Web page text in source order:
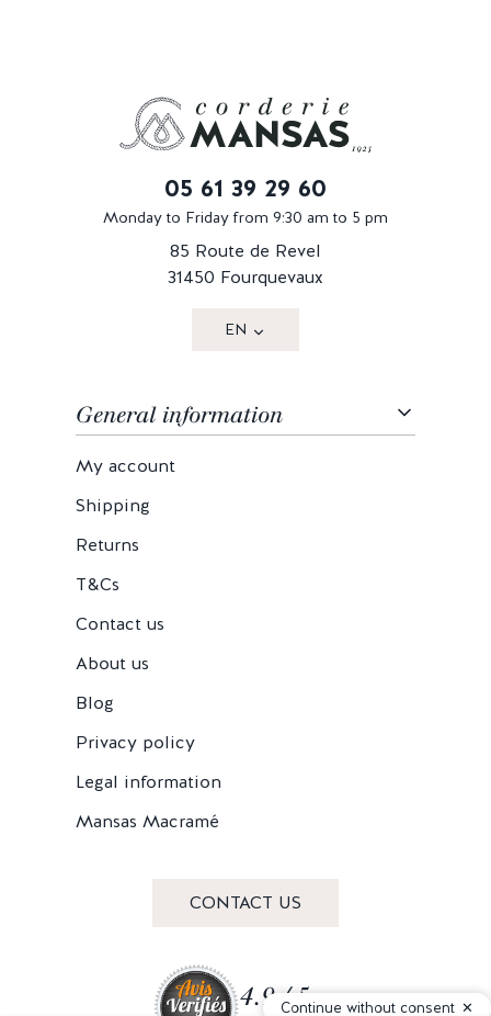
05 61 39 29 60
Monday to Friday from 9:30 am to 5 pm
85 Route de Revel
31450 Fourquevaux
EN
General information
My account
Shipping
Returns
T&Cs
Contact us
About us
Blog
Privacy policy
Legal information
Mansas Macramé
CONTACT US
4.9 / 5Continue without consent